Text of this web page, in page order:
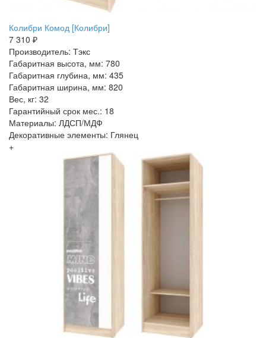
Колибри Комод [Колибри]
7 310 ₽
Производитель: Тэкс
Габаритная высота, мм: 780
Габаритная глубина, мм: 435
Габаритная ширина, мм: 820
Вес, кг: 32
Гарантийный срок мес.: 18
Материалы: ЛДСП/МДФ
Декоративные элементы: Глянец
+